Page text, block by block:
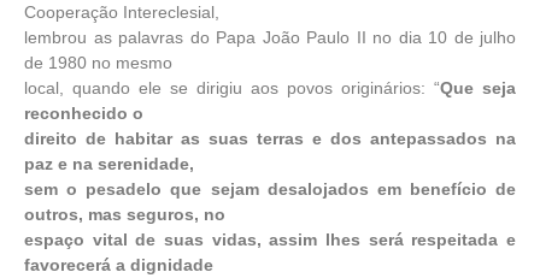
Cooperação Intereclesial,
lembrou as palavras do Papa João Paulo II no dia 10 de julho
de 1980 no mesmo
local, quando ele se dirigiu aos povos originários: “Que seja
reconhecido o
direito de habitar as suas terras e dos antepassados na
paz e na serenidade,
sem o pesadelo que sejam desalojados em benefício de
outros, mas seguros, no
espaço vital de suas vidas, assim lhes será respeitada e
favorecerá a dignidade